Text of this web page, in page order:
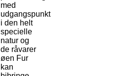
med
udgangspunkt
i den helt
specielle
natur og
de råvarer
øen Fur
kan